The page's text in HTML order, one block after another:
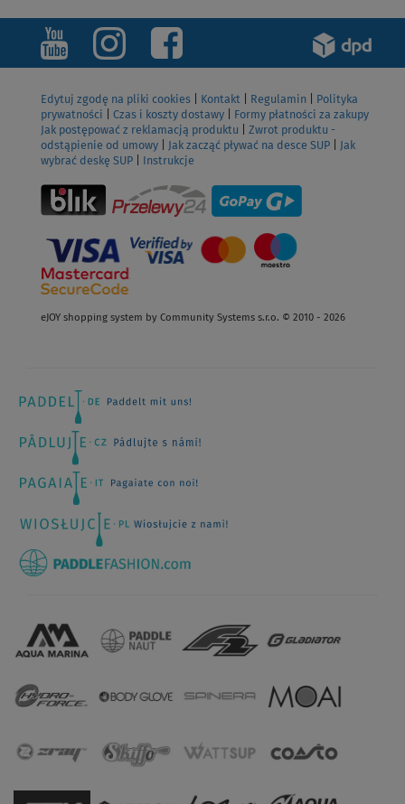
ZOBACZ
Edytuj zgodę na pliki cookies Kontakt Regulamin
Polityka
prywatności
Czas i koszty dostawy
Formy płatności za zakupy
Jak postępować z reklamacją produktu
Zwrot produktu -
odstąpienie od umowy
Jak zacząć pływać na desce SUP
Jak
wybrać deskę SUP
Instrukcje
eJOY shopping system by Community Systems s.r.o. © 2010 - 2026